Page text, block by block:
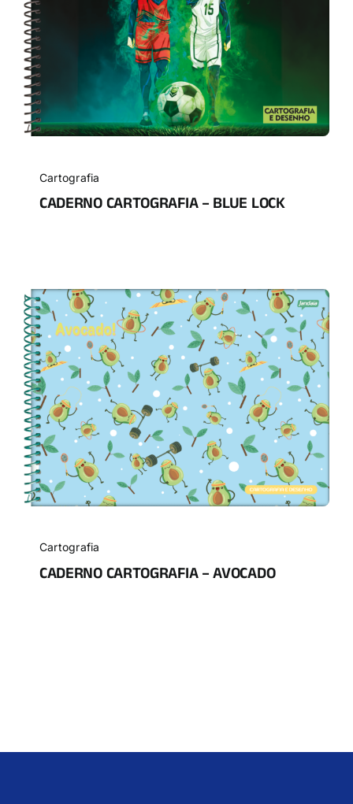
Cartografia
CADERNO CARTOGRAFIA – BLUE LOCK
Cartografia
CADERNO CARTOGRAFIA – AVOCADO